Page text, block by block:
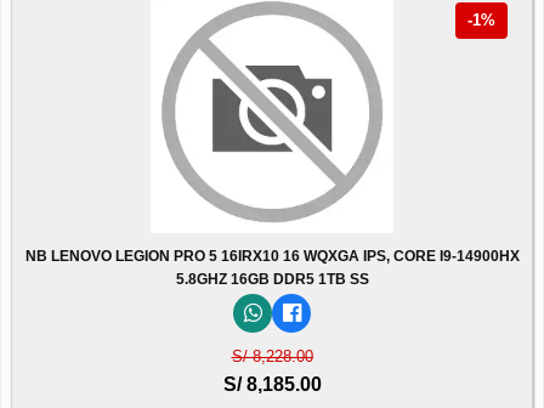
-1%
NB LENOVO LEGION PRO 5 16IRX10 16 WQXGA IPS, CORE I9-14900HX
5.8GHZ 16GB DDR5 1TB SS
S/ 8,228.00
S/ 8,185.00